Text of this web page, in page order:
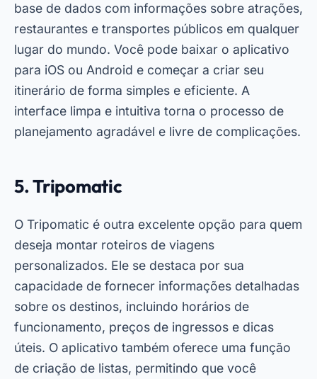
base de dados com informações sobre atrações,
restaurantes e transportes públicos em qualquer
lugar do mundo. Você pode baixar o aplicativo
para iOS ou Android e começar a criar seu
itinerário de forma simples e eficiente. A
interface limpa e intuitiva torna o processo de
planejamento agradável e livre de complicações.
5. Tripomatic
O Tripomatic é outra excelente opção para quem
deseja montar roteiros de viagens
personalizados. Ele se destaca por sua
capacidade de fornecer informações detalhadas
sobre os destinos, incluindo horários de
funcionamento, preços de ingressos e dicas
úteis. O aplicativo também oferece uma função
de criação de listas, permitindo que você